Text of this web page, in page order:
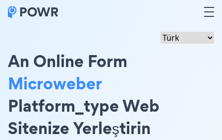
An Online Form
Microweber
Platform_type Web
Sitenize Yerleştirin